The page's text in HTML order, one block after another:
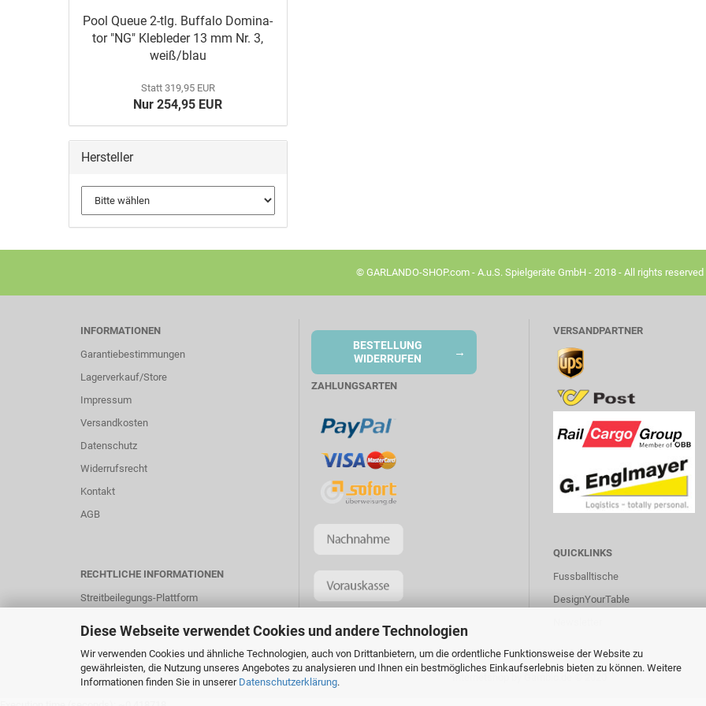
Diese Webseite verwendet Cookies und andere Technologien
Wir verwenden Cookies und ähnliche Technologien, auch von Drittanbietern, um die ordentliche Funktionsweise der Website zu
gewährleisten, die Nutzung unseres Angebotes zu analysieren und Ihnen ein bestmögliches Einkaufserlebnis bieten zu können. Weitere
Informationen finden Sie in unserer Datenschutzerklärung.
Pool Queue 2-tlg. Buf­fa­lo Do­mi­na­
tor "NG" Kle­b­le­der 13 mm Nr. 3,
weiß/blau
Statt 319,95 EUR
Nur 254,95 EUR
Hersteller
© GARLANDO-SHOP.com - A.u.S. Spielgeräte GmbH - 2018 - All rights reserved
INFORMATIONEN
Garantiebestimmungen
Lagerverkauf/Store
Impressum
Versandkosten
Datenschutz
Widerrufsrecht
Kontakt
AGB
RECHTLICHE INFORMATIONEN
Streitbeilegungs-Plattform
BESTELLUNG
WIDERRUFEN
→
ZAHLUNGSARTEN
VERSANDPARTNER
QUICKLINKS
Fussballtische
DesignYourTable
Internetshop